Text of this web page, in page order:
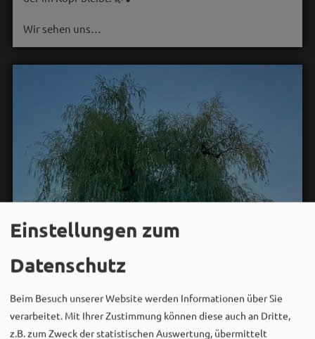
Wir sehen uns…
Einstellungen zum
Datenschutz
Beim Besuch unserer Website werden Informationen über Sie
verarbeitet. Mit Ihrer Zustimmung können diese auch an Dritte,
z.B. zum Zweck der statistischen Auswertung, übermittelt